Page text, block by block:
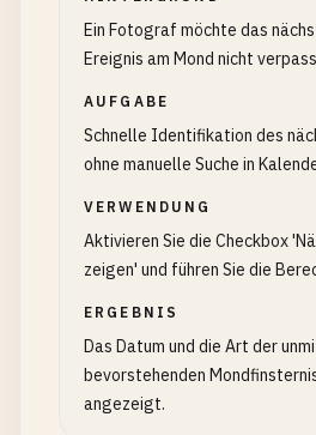
Ein Fotograf möchte das
Ereignis am Mond nicht
AUFGABE
Schnelle Identifikation des
ohne manuelle Suche in
VERWENDUNG
Aktivieren Sie die Checkbox
zeigen' und führen Sie die
ERGEBNIS
Das Datum und die Art der
bevorstehenden
angezeigt.